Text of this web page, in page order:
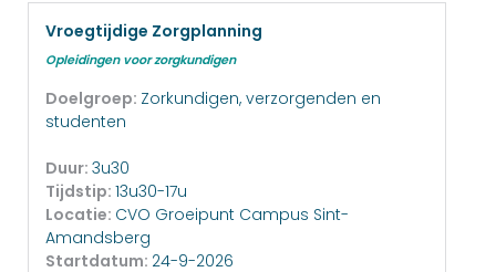
Vroegtijdige Zorgplanning
Opleidingen voor zorgkundigen
Doelgroep: Zorkundigen, verzorgenden en
studenten
Duur: 3u30
Tijdstip: 13u30-17u
Locatie: CVO Groeipunt Campus Sint-
Amandsberg
Startdatum: 24-9-2026